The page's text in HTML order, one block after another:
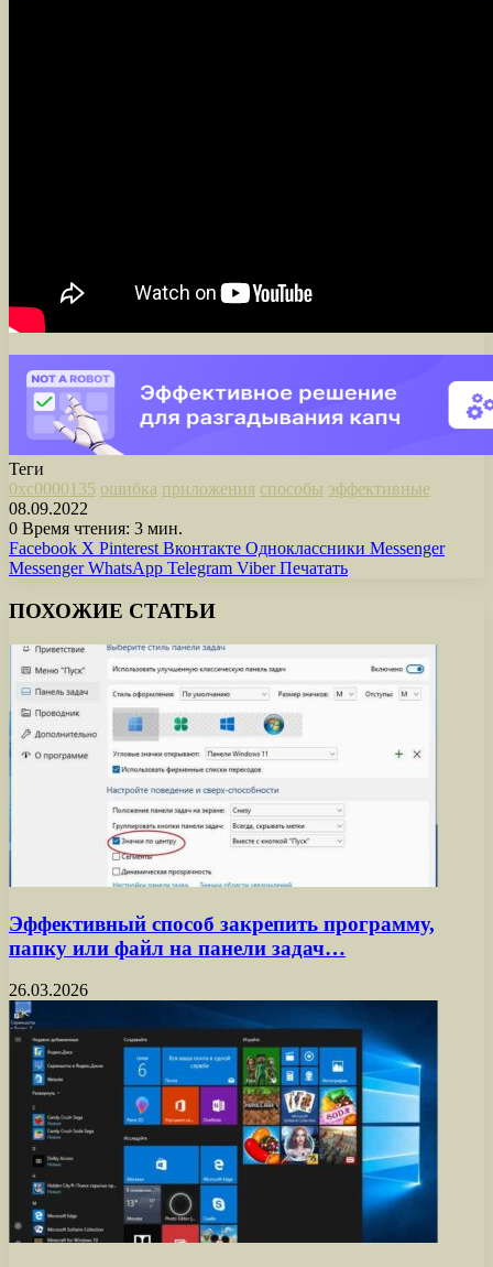
Теги
0xc0000135 ошибка приложения способы эффективные
08.09.2022
0 Время чтения: 3 мин.
Facebook X Pinterest Вконтакте Одноклассники Messenger
Messenger WhatsApp Telegram Viber Печатать
ПОХОЖИЕ СТАТЬИ
Эффективный способ закрепить программу,
папку или файл на панели задач…
26.03.2026